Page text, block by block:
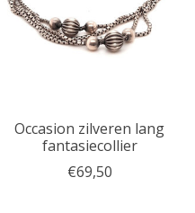
Occasion zilveren lang
fantasiecollier
€69,50